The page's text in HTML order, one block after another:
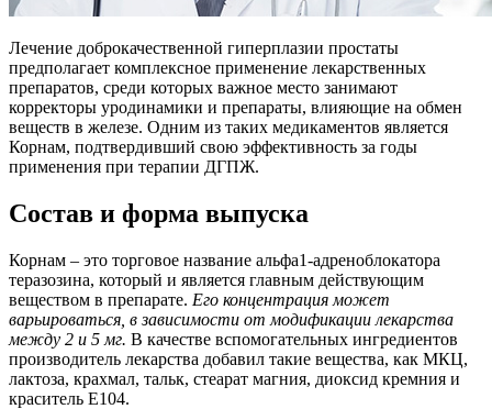
Лечение доброкачественной гиперплазии простаты
предполагает комплексное применение лекарственных
препаратов, среди которых важное место занимают
корректоры уродинамики и препараты, влияющие на обмен
веществ в железе. Одним из таких медикаментов является
Корнам, подтвердивший свою эффективность за годы
применения при терапии ДГПЖ.
Состав и форма выпуска
Корнам – это торговое название альфа1-адреноблокатора
теразозина, который и является главным действующим
веществом в препарате. Его концентрация может
варьироваться, в зависимости от модификации лекарства
между 2 и 5 мг. В качестве вспомогательных ингредиентов
производитель лекарства добавил такие вещества, как МКЦ,
лактоза, крахмал, тальк, стеарат магния, диоксид кремния и
краситель Е104.